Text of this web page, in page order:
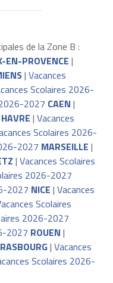
de la Zone B :
EN-PROVENCE |
| Vacances
Scolaires 2026-
2027 CAEN |
| Vacances
Scolaires 2026-
2027 MARSEILLE |
| Vacances Scolaires
2026-2027
2027 NICE | Vacances
Scolaires
2026-2027
2027 ROUEN |
| Vacances
Scolaires 2026-